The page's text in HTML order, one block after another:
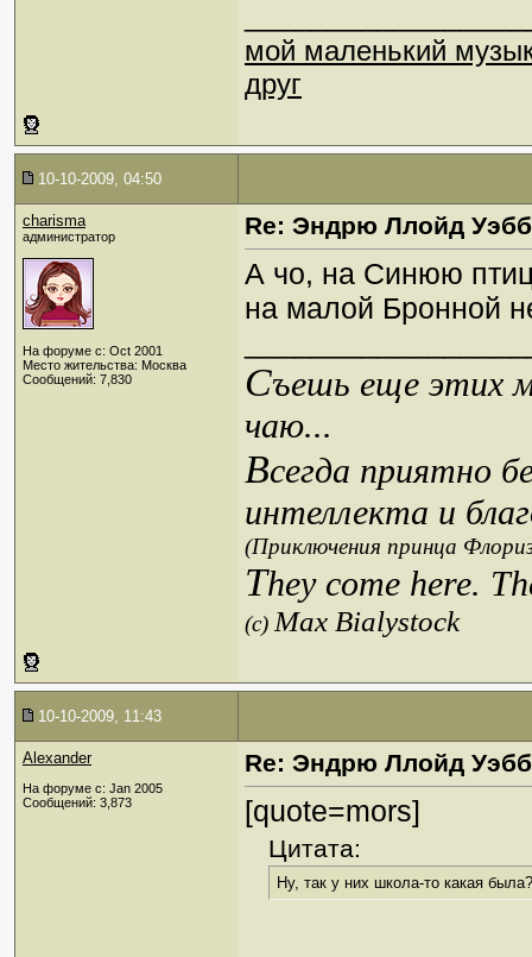
мой маленький
друг
10-10-2009, 04:50
charisma
администратор
На форуме с: Oct 2001
Место жительства: Москва
Сообщений: 7,830
Re: Эндрю Ллойд
А чо, на Синюю
на малой Бронной
Съешь еще этих
чаю...
Всегда приятно
интеллекта и
(Приключения принца
They come here.
(c)Max Bialystock
10-10-2009, 11:43
Alexander
На форуме с: Jan 2005
Сообщений: 3,873
Re: Эндрю Ллойд
[quote=mors]
Цитата:
Ну, так у них школа-то какая